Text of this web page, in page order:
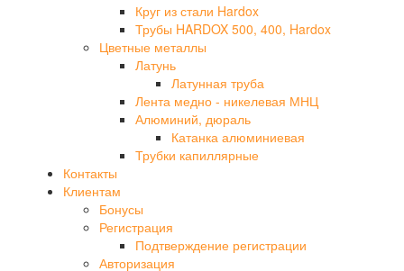
Круг из стали Hardox
Трубы HARDOX 500, 400, Hardox
Цветные металлы
Латунь
Латунная труба
Лента медно - никелевая МНЦ
Алюминий, дюраль
Катанка алюминиевая
Трубки капиллярные
Контакты
Клиентам
Бонусы
Регистрация
Подтверждение регистрации
Авторизация